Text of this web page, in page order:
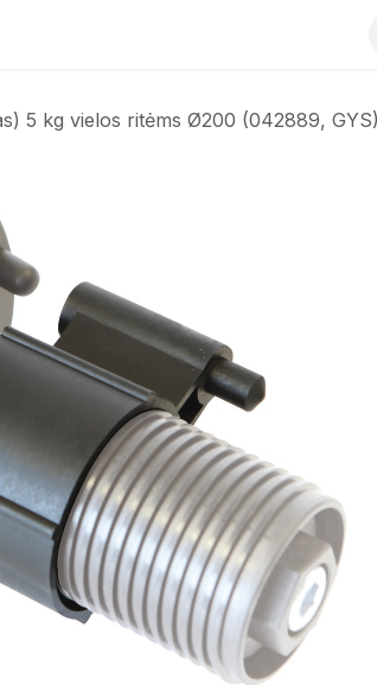
5 kg vielos ritėms Ø200 (042889, GYS)